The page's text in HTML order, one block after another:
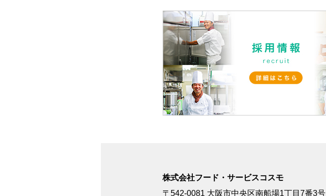
株式会社フード・サービスコスモ
〒542-0081 大阪市中央区南船場1丁目7番3号